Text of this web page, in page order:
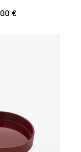
€